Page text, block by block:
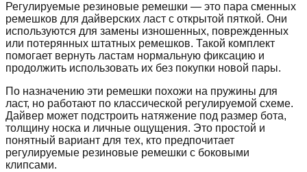
Регулируемые резиновые ремешки — это пара сменных
ремешков для дайверских ласт с открытой пяткой. Они
используются для замены изношенных, поврежденных
или потерянных штатных ремешков. Такой комплект
помогает вернуть ластам нормальную фиксацию и
продолжить использовать их без покупки новой пары.
По назначению эти ремешки похожи на пружины для
ласт, но работают по классической регулируемой схеме.
Дайвер может подстроить натяжение под размер бота,
толщину носка и личные ощущения. Это простой и
понятный вариант для тех, кто предпочитает
регулируемые резиновые ремешки с боковыми
клипсами.